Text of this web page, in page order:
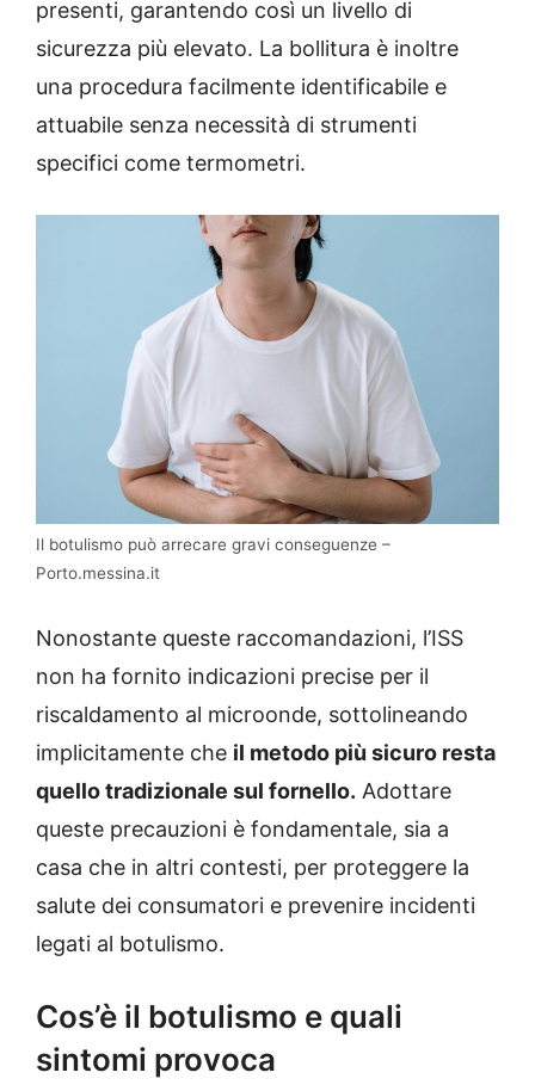
presenti, garantendo così un livello di
sicurezza più elevato. La bollitura è inoltre
una procedura facilmente identificabile e
attuabile senza necessità di strumenti
specifici come termometri.
Il botulismo può arrecare gravi conseguenze –
Porto.messina.it
Nonostante queste raccomandazioni, l’ISS
non ha fornito indicazioni precise per il
riscaldamento al microonde, sottolineando
implicitamente che il metodo più sicuro resta
quello tradizionale sul fornello. Adottare
queste precauzioni è fondamentale, sia a
casa che in altri contesti, per proteggere la
salute dei consumatori e prevenire incidenti
legati al botulismo.
Cos’è il botulismo e quali
sintomi provoca